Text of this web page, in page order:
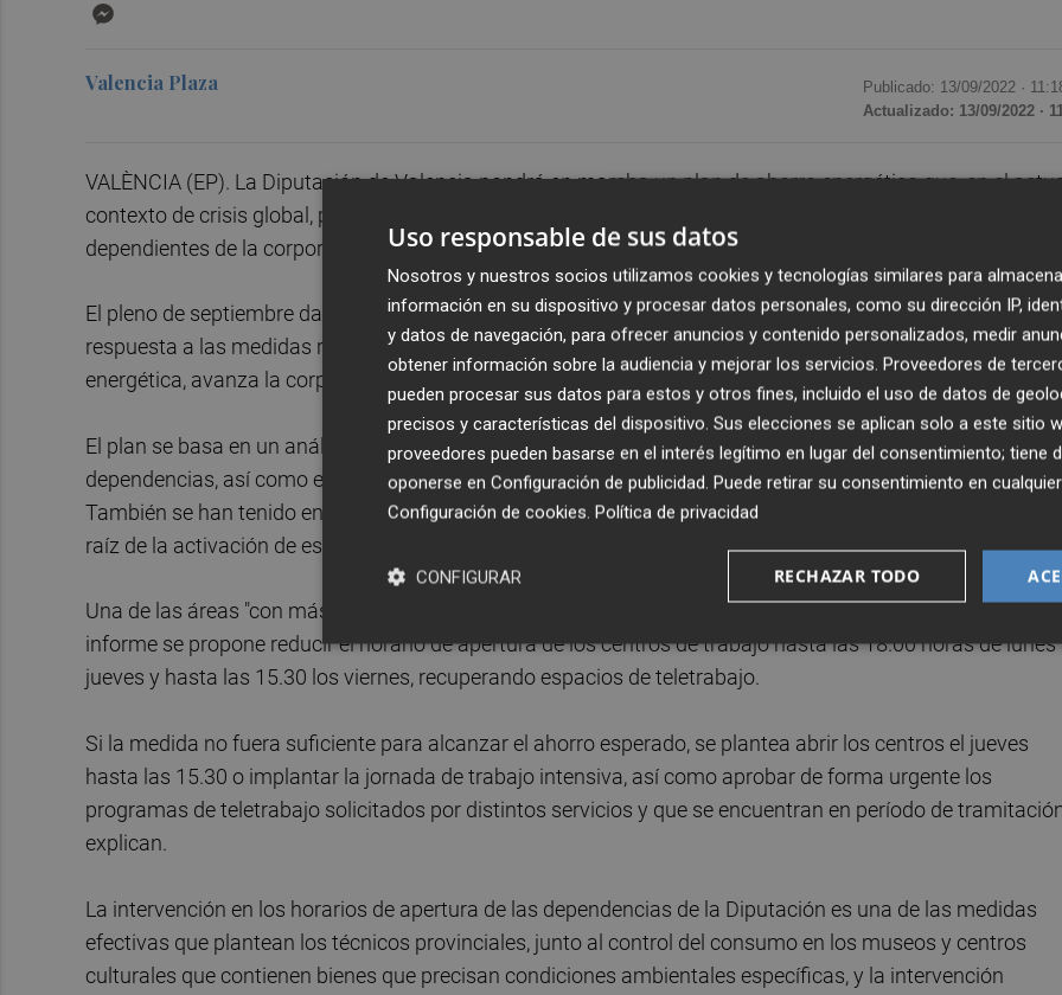
Valencia Plaza Publicado: 13/09/2022 ·
Actualizado: 13/09/2022 ·
VALÈNCIA (EP). La Diputación de Valencia pondrá en marcha un plan de ahorro energético que, en el
contexto de crisis global, pretende reducir en un 15% el consumo de energía eléctrica en los centros
dependientes de la corporación.
El pleno de septiembre dará luz verde a esta hoja de ruta elaborada por el servicio de Proyectos Técnicos,
respuesta a las medidas recomendadas por la Comisión Europea para propiciar el ahorro y la eficiencia
energética, avanza la corporación provincial en un comunicado.
El plan se basa en un análisis previo de la evolución del consumo de electricidad en las distintas
dependencias, así como el incremento histórico de los precios del combustible y su reflejo en la
También se han tenido en cuenta los informes solicitados a distintos departamentos de la corporación a
raíz de la activación de este plan de contingencias desde el área de Presidencia.
Una de las áreas "con más peso" en la elaboración del documento es la de Recursos Humanos, en cuyo
informe se propone reducir el horario de apertura de los centros de trabajo hasta las 18.00 horas de lunes
jueves y hasta las 15.30 los viernes, recuperando espacios de teletrabajo.
Si la medida no fuera suficiente para alcanzar el ahorro esperado, se plantea abrir los centros el jueves
hasta las 15.30 o implantar la jornada de trabajo intensiva, así como aprobar de forma urgente los
programas de teletrabajo solicitados por distintos servicios y que se encuentran en período de
explican.
La intervención en los horarios de apertura de las dependencias de la Diputación es una de las medidas
efectivas que plantean los técnicos provinciales, junto al control del consumo en los museos y centros
culturales que contienen bienes que precisan condiciones ambientales específicas, y la intervención
Uso responsable de sus datos
Nosotros y nuestros socios utilizamos cookies y tecnologías similares para
información en su dispositivo y procesar datos personales, como su dirección IP,
y datos de navegación, para ofrecer anuncios y contenido personalizados, medir
obtener información sobre la audiencia y mejorar los servicios. Proveedores de
pueden procesar sus datos para estos y otros fines, incluido el uso de datos de
precisos y características del dispositivo. Sus elecciones se aplican solo a este sitio
proveedores pueden basarse en el interés legítimo en lugar del consentimiento; tiene
oponerse en Configuración de publicidad. Puede retirar su consentimiento en
Configuración de cookies. Política de privacidad
RECHAZAR TODO
CONFIGURAR